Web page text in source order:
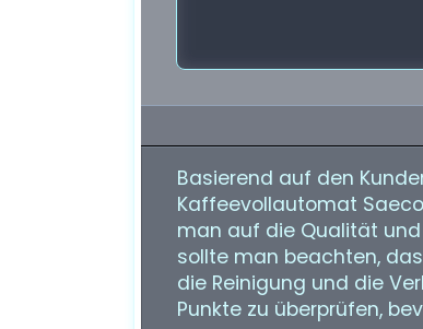
Basierend auf den
Kaffeevollautomat
man auf die Qualität
sollte man beachten,
die Reinigung und die
Punkte zu überprüfen,